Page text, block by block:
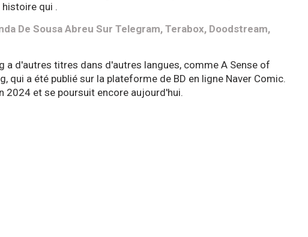
histoire qui .
De Sousa Abreu Sur Telegram, Terabox, Doodstream,
a d'autres titres dans d'autres langues, comme A Sense of
qui a été publié sur la plateforme de BD en ligne Naver Comic.
2024 et se poursuit encore aujourd'hui.